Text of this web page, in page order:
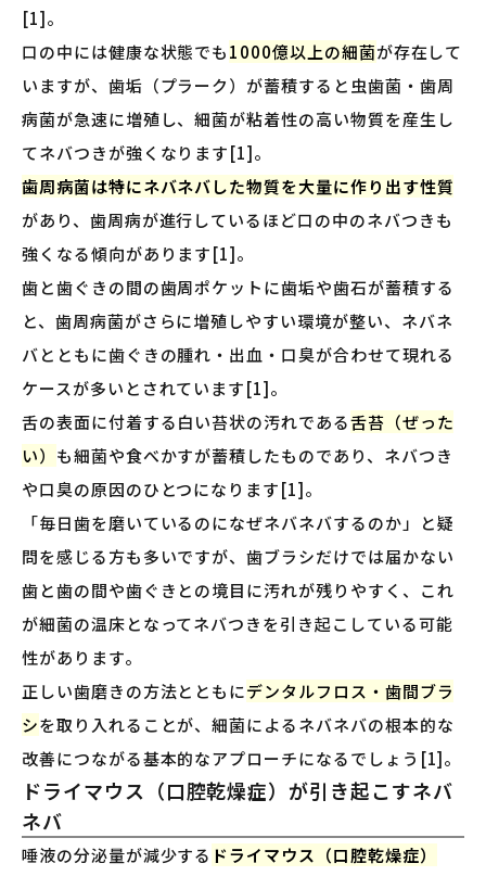
[1]。
口の中には健康な状態でも1000億以上の細菌が存在して
いますが、歯垢（プラーク）が蓄積すると虫歯菌・歯周
病菌が急速に増殖し、細菌が粘着性の高い物質を産生し
てネバつきが強くなります[1]。
歯周病菌は特にネバネバした物質を大量に作り出す性質
があり、歯周病が進行しているほど口の中のネバつきも
強くなる傾向があります[1]。
歯と歯ぐきの間の歯周ポケットに歯垢や歯石が蓄積する
と、歯周病菌がさらに増殖しやすい環境が整い、ネバネ
バとともに歯ぐきの腫れ・出血・口臭が合わせて現れる
ケースが多いとされています[1]。
舌の表面に付着する白い苔状の汚れである舌苔（ぜった
い） も細菌や食べかすが蓄積したものであり、ネバつき
や口臭の原因のひとつになります[1]。
「毎日歯を磨いているのになぜネバネバするのか」と疑
問を感じる方も多いですが、歯ブラシだけでは届かない
歯と歯の間や歯ぐきとの境目に汚れが残りやすく、これ
が細菌の温床となってネバつきを引き起こしている可能
性があります。
正しい歯磨きの方法とともにデンタルフロス・歯間ブラ
シを取り入れることが、細菌によるネバネバの根本的な
改善につながる基本的なアプローチになるでしょう[1]。
ドライマウス（口腔乾燥症）が引き起こすネバ
ネバ
唾液の分泌量が減少する ドライマウス（口腔乾燥症）